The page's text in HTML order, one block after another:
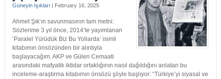
Güneyin Işıkları | February 16, 2025
Ahmet Şık’ın savunmasının tam metni:
Sözlerime 3 yıl önce, 2014’te yayımlanan
‘Paralel Yürüdük Biz Bu Yollarda’ isimli
kitabımın önsözünden bir alıntıyla
başlayacağım. AKP ve Gülen Cemaati
arasındaki mafyatik iktidar ortaklığının nasıl dağıldığını anlatan bu
inceleme-araştırma kitabımın önsözü şöyle başlıyor: “Türkiye’yi siyasal ve